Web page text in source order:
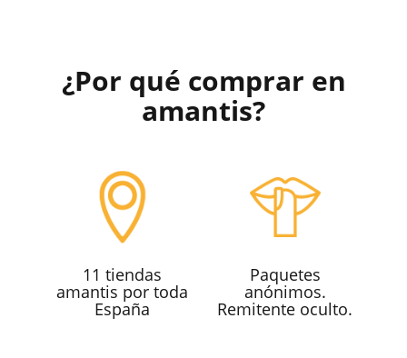
¿Por qué comprar en
amantis?
11 tiendas
amantis por toda
España
Paquetes
anónimos.
Remitente oculto.